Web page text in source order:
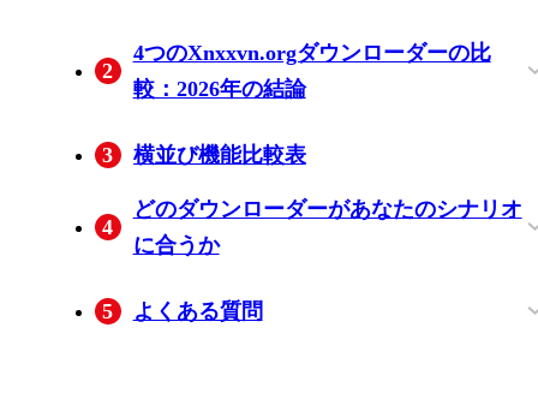
考慮事項
2
4つのXnxxvn.orgダウンローダーの比
較：2026年の結論
3 横並び機能比較表
4
どのダウンローダーがあなたのシナリオ
に合うか
5 よくある質問